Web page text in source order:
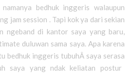
bedhuk inggeris walaupun
jam session . Tapi kok ya dari sekian
ngeband di kantor saya yang baru,
duluwan sama saya. Apa karena
bedhuk inggeris tubuhÂ saya serasa
saya yang ndak keliatan postur